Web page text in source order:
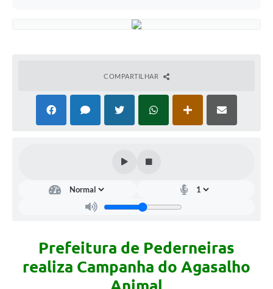
COMPARTILHAR
Prefeitura de Pederneiras
realiza Campanha do Agasalho